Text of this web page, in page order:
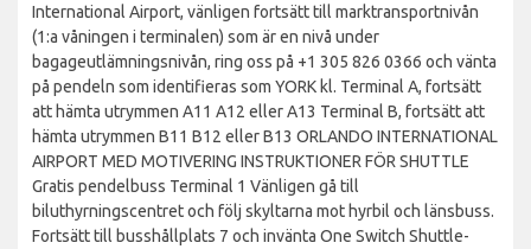
International Airport, vänligen fortsätt till marktransportnivån
(1:a våningen i terminalen) som är en nivå under
bagageutlämningsnivån, ring oss på +1 305 826 0366 och vänta
på pendeln som identifieras som YORK kl. Terminal A, fortsätt
att hämta utrymmen A11 A12 eller A13 Terminal B, fortsätt att
hämta utrymmen B11 B12 eller B13 ORLANDO INTERNATIONAL
AIRPORT MED MOTIVERING INSTRUKTIONER FÖR SHUTTLE
Gratis pendelbuss Terminal 1 Vänligen gå till
biluthyrningscentret och följ skyltarna mot hyrbil och länsbuss.
Fortsätt till busshållplats 7 och invänta One Switch Shuttle-